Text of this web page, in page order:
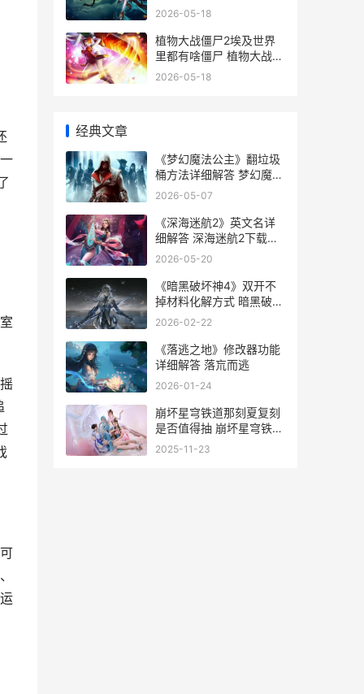
沙漠马受伤了
2026-05-18
植物大战僵尸2埃及世界
里都有啥僵尸 植物大战僵
尸2下载
2026-05-18
经典文章
《梦幻魔法公主》翻垃圾
桶方法详细解答 梦幻魔法
公主哈希斯攻略
2026-05-07
《深海迷航2》英文名详
细解答 深海迷航2下载入
口
2026-05-20
《暗黑破坏神4》双开不
掉材料化解方式 暗黑破坏
神4官网
2026-02-22
《落逃之地》修改器功能
详细解答 落巟而逃
2026-01-24
崩坏星穹铁道那刻夏复刻
是否值得抽 崩坏星穹铁道
那刻夏实机演示
2025-11-23